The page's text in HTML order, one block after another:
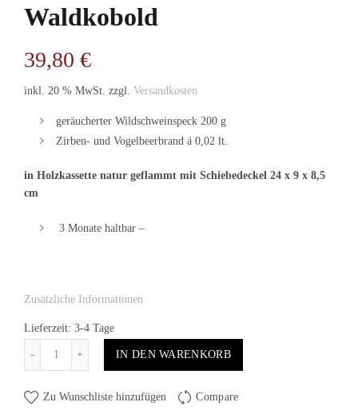
Waldkobold
39,80 €
inkl. 20 % MwSt. zzgl. Versandkosten
geräucherter Wildschweinspeck 200 g
Zirben- und Vogelbeerbrand á 0,02 lt.
in Holzkassette natur geflammt mit Schiebedeckel 24 x 9 x 8,5
cm
3 Monate haltbar –
Zusätzliche Informationen
Lieferzeit: 3-4 Tage
Anzahl
IN DEN WARENKORB
Zu Wunschliste hinzufügen Compare